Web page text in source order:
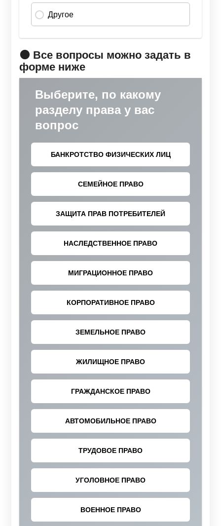
🟠 Все вопросы можно задать в
форме ниже